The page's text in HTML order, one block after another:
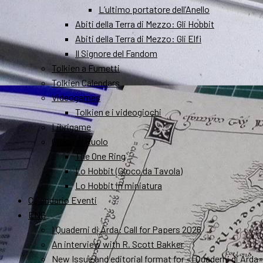
L’ultimo portatore dell’Anello
Abiti della Terra di Mezzo: Gli Hobbit
Abiti della Terra di Mezzo: Gli Elfi
Il Signore del Fandom
Tolkien a Fumetti
Tolkien Calendars
Videogames
Tolkien e i videogiochi
Librigame
Gioco di Ruolo
The One Ring
Lo Hobbit (Gioco da Tavola)
Lo Hobbit in miniatura
Calendario Eventi
ENG
I Quaderni di Arda: Call for Papers 2026
An interview with R. Scott Bakker
New Issue and editorial format for «I Quaderni di Arda»